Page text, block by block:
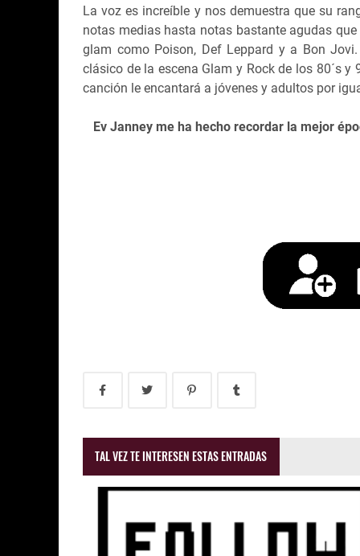
La voz es increíble y nos demuestra que su
notas medias hasta notas bastante agudas
glam como Poison, Def Leppard y a Bon
clásico de la escena Glam y Rock de los 80´s
canción le encantará a jóvenes y adultos por
Ev Janney me ha hecho recordar la mejor
TAL VEZ TE INTERESEN ESTAS ENTRADAS